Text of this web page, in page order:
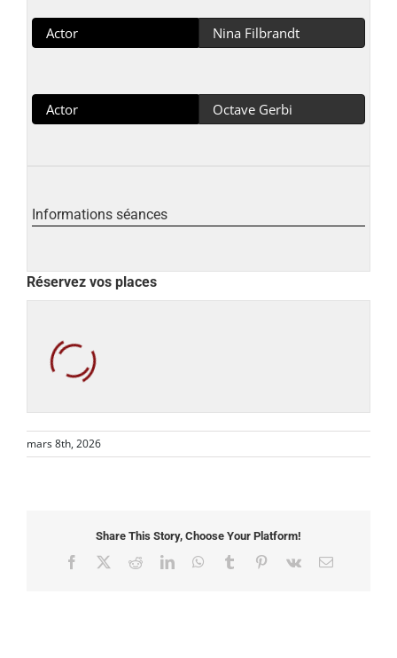
Actor Nina Filbrandt
Actor Octave Gerbi
Informations séances
Réservez vos places
mars 8th, 2026
Share This Story, Choose Your Platform!
Facebook RedditLinkedInWhatsApp
Tumblr Pinterest
Vk Email